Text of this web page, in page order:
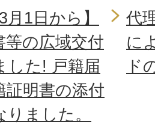
月1日から】
等の広域交付
した! 戸籍届
証明書の添付
ました。
代
に
ド